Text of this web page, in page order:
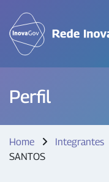
Perfil
Home Integrantes
SANTOS